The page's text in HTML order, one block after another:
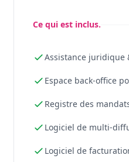
Ce qui est inclus.
Assistance juridique
Espace back-office
Registre des
Logiciel de multi-
Logiciel de